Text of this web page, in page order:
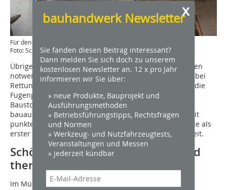
Für den Anschluss Treppenlauf an Podest sorgt „Tronsole Typ F“
Foto: Schöck Bauteile
Übrigens: Alle Schöck Tronsole Typen verfügen über den
notwendigen bauaufsichtlichen Nachweis. Ihr Einsatz bei
Rettungswegen ist durch Gutachten bestätigt und für die
Fugenplatte ist sogar die Schwerentflammbarkeit,
Baustoffklasse B1, mittels eines allgemeinen
bauaufsichtlichen Prüfzeugnisses nachgewiesen. Somit
punktet Tronsole auch in den Randtreppenhäusern, die als
erster Fluchtweg dienen, und gibt zusätzliche Sicherheit.
Schöck „Isokorb" sorgt für Halt und
thermische Trennung
Im Münchner Gymnasium ist neben der Tronsole, ein
x
bauhandwerk Newsletter
Sie fanden diesen Beitrag interessant?
Dann melden Sie sich doch zu unserem
kostenlosen Newsletter an. 12 x pro Jahr
informieren wir Sie über:
» neue Produkte, Bauprojekt und
Ausführungsmethoden
» Betriebsführungstipps, Rechtsfragen
und Normen
» Werkzeug- und Nutzfahrzeugtests,
Veranstaltungen und Messen
» jederzeit kündbar